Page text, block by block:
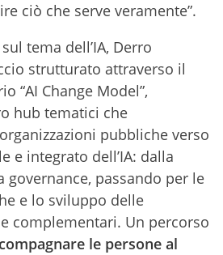
ciò che serve veramente”.
tema dell’IA, Derro
strutturato attraverso il
“AI Change Model”,
hub tematici che
pubbliche verso
e integrato dell’IA: dalla
governance, passando per le
e lo sviluppo delle
complementari. Un percorso
le persone al